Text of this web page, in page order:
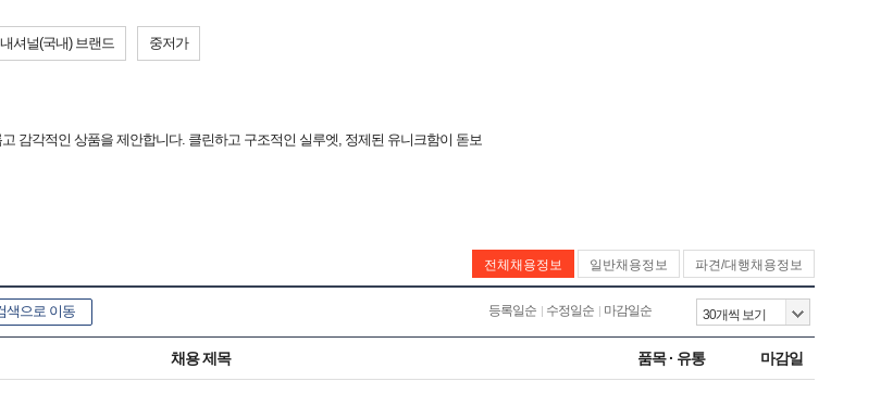
내셔널(국내) 브랜드 중저가
감각적인 상품을 제안합니다. 클린하고 구조적인 실루엣, 정제된 유니크함이 돋보
전체채용정보 일반채용정보 파견/대행채용정보
색으로 이동 등록일순 수정일순 마감일순
채용 제목 품목 · 유통 마감일